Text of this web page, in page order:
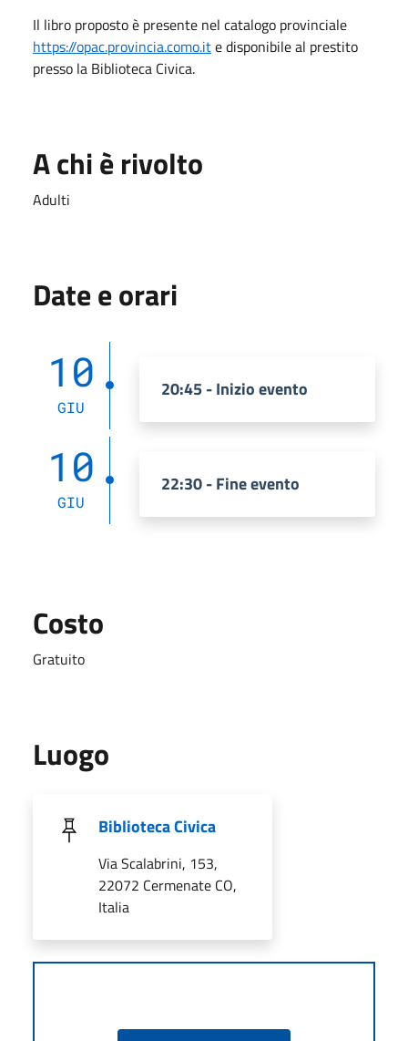
Il libro proposto è presente nel catalogo provinciale
https://opac.provincia.como.ite disponibile al prestito
presso la Biblioteca Civica.
A chi è rivolto
Adulti
Date e orari
10
GIU
20:45 - Inizio evento
10
GIU
22:30 - Fine evento
Costo
Gratuito
Luogo
Biblioteca Civica
Via Scalabrini, 153,
22072 Cermenate CO,
Italia